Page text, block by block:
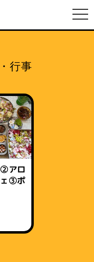
行事
アロ
ェ③ポ